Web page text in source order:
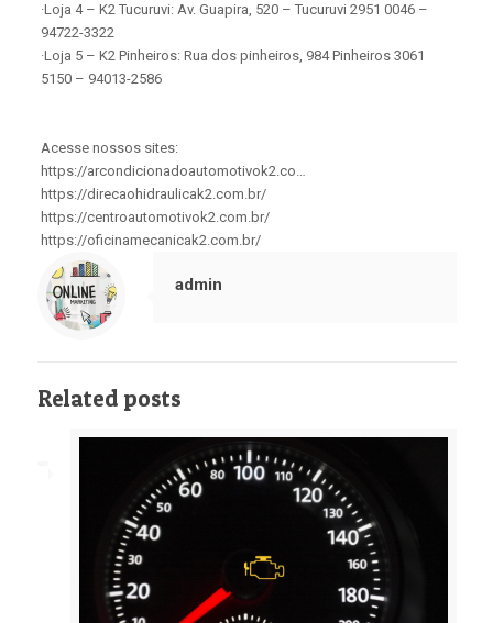
·Loja 4 – K2 Tucuruvi: Av. Guapira, 520 – Tucuruvi 2951 0046 –
94722-3322
·Loja 5 – K2 Pinheiros: Rua dos pinheiros, 984 Pinheiros 3061
5150 – 94013-2586
Acesse nossos sites:
https://arcondicionadoautomotivok2.co…
https://direcaohidraulicak2.com.br/
https://centroautomotivok2.com.br/
https://oficinamecanicak2.com.br/
admin
Related posts